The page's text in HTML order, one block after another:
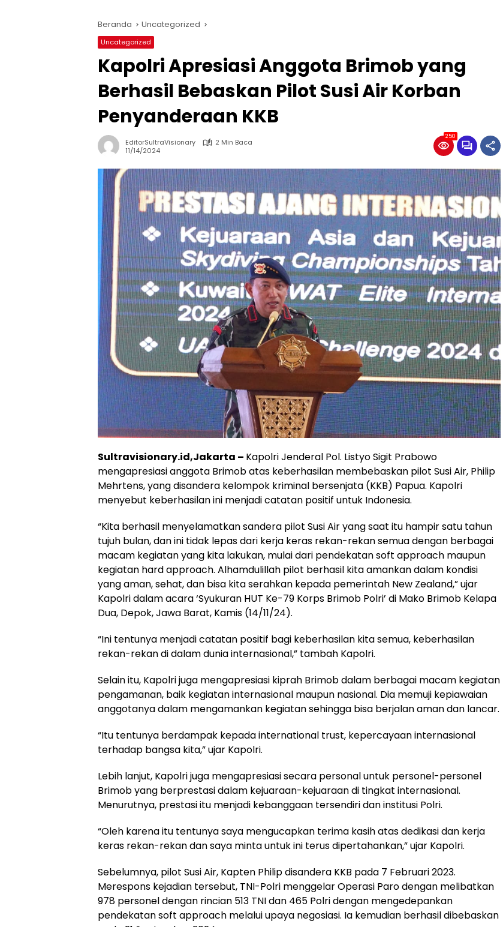
Beranda Uncategorized
Uncategorized
Kapolri Apresiasi Anggota Brimob yang
Berhasil Bebaskan Pilot Susi Air Korban
Penyanderaan KKB
EditorSultraVisionary
2 Min Baca
11/14/2024
250
Sultravisionary.id,Jakarta – Kapolri Jenderal Pol. Listyo Sigit Prabowo
mengapresiasi anggota Brimob atas keberhasilan membebaskan pilot Susi Air, Philip
Mehrtens, yang disandera kelompok kriminal bersenjata (KKB) Papua. Kapolri
menyebut keberhasilan ini menjadi catatan positif untuk Indonesia.
“Kita berhasil menyelamatkan sandera pilot Susi Air yang saat itu hampir satu tahun
tujuh bulan, dan ini tidak lepas dari kerja keras rekan-rekan semua dengan berbagai
macam kegiatan yang kita lakukan, mulai dari pendekatan soft approach maupun
kegiatan hard approach. Alhamdulillah pilot berhasil kita amankan dalam kondisi
yang aman, sehat, dan bisa kita serahkan kepada pemerintah New Zealand,” ujar
Kapolri dalam acara ‘Syukuran HUT Ke-79 Korps Brimob Polri’ di Mako Brimob Kelapa
Dua, Depok, Jawa Barat, Kamis (14/11/24).
“Ini tentunya menjadi catatan positif bagi keberhasilan kita semua, keberhasilan
rekan-rekan di dalam dunia internasional,” tambah Kapolri.
Selain itu, Kapolri juga mengapresiasi kiprah Brimob dalam berbagai macam kegiatan
pengamanan, baik kegiatan internasional maupun nasional. Dia memuji kepiawaian
anggotanya dalam mengamankan kegiatan sehingga bisa berjalan aman dan lancar.
“Itu tentunya berdampak kepada international trust, kepercayaan internasional
terhadap bangsa kita,” ujar Kapolri.
Lebih lanjut, Kapolri juga mengapresiasi secara personal untuk personel-personel
Brimob yang berprestasi dalam kejuaraan-kejuaraan di tingkat internasional.
Menurutnya, prestasi itu menjadi kebanggaan tersendiri dan institusi Polri.
“Oleh karena itu tentunya saya mengucapkan terima kasih atas dedikasi dan kerja
keras rekan-rekan dan saya minta untuk ini terus dipertahankan,” ujar Kapolri.
Sebelumnya, pilot Susi Air, Kapten Philip disandera KKB pada 7 Februari 2023.
Merespons kejadian tersebut, TNI-Polri menggelar Operasi Paro dengan melibatkan
978 personel dengan rincian 513 TNI dan 465 Polri dengan mengedepankan
pendekatan soft approach melalui upaya negosiasi. Ia kemudian berhasil dibebaskan